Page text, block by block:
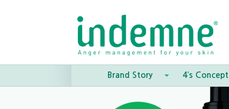
Brand Story 4’s Concept